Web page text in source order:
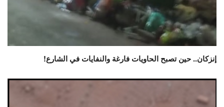
إنزكان.. حين تصبح الحاويات فارغة والنفايات في الشارع!